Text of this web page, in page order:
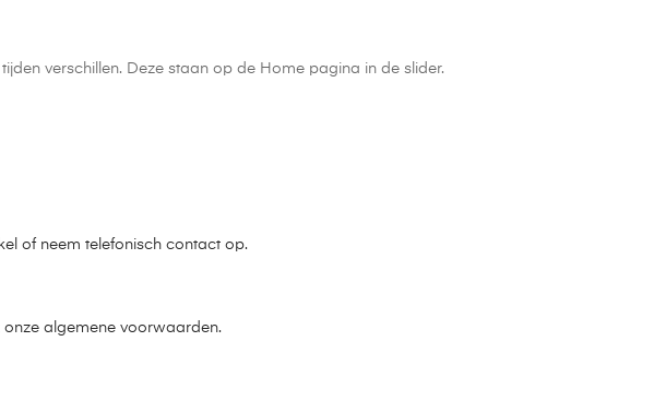
verschillen. Deze staan op de Home pagina in de slider.
of neem telefonisch contact op.
algemene voorwaarden.